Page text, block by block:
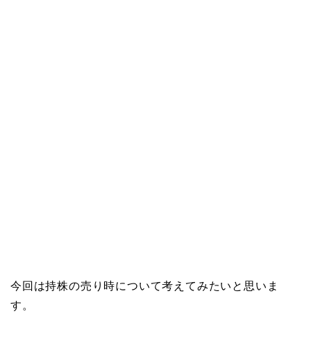
今回は持株の売り時について考えてみたいと思いま
す。